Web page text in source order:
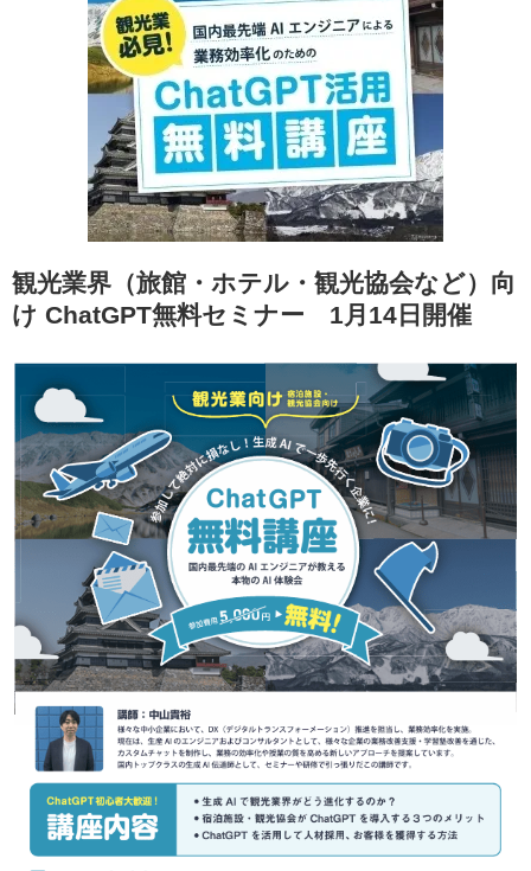
観光業界（旅館・ホテル・観光協会など）向
け ChatGPT無料セミナー 1月14日開催